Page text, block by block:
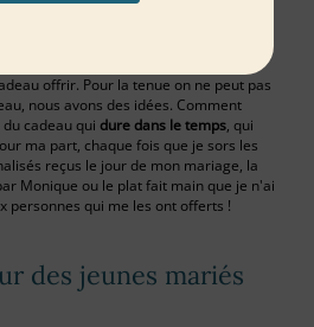
les 2 problèmes des convives sont :
offrir. Pour la tenue on ne peut pas
nous avons des idées. Comment
cadeau qui dure dans le temps, qui
ma part, chaque fois que je sors les
reçus le jour de mon mariage, la
Monique ou le plat fait main que je n'ai
personnes qui me les ont offerts !
des jeunes mariés